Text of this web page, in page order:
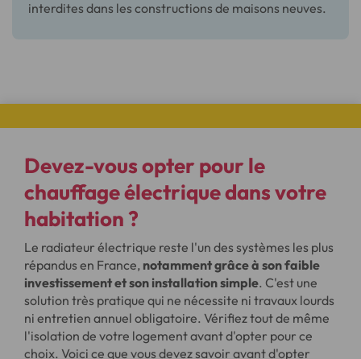
interdites dans les constructions de maisons neuves.
Devez-vous opter pour le
chauffage électrique dans votre
habitation ?
Le radiateur électrique reste l'un des systèmes les plus
répandus en France, notamment grâce à son faible
investissement et son installation simple. C'est une
solution très pratique qui ne nécessite ni travaux lourds
ni entretien annuel obligatoire. Vérifiez tout de même
l'isolation de votre logement avant d'opter pour ce
choix. Voici ce que vous devez savoir avant d'opter